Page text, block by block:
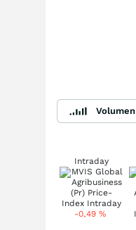
Volumen
Intraday
-0,49 %